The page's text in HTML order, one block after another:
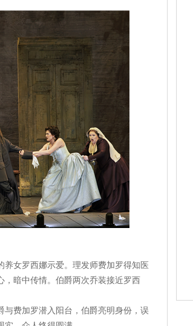
女罗西娜示爱。理发师费加罗得知医
，暗中传情。伯爵两次乔装接近罗西
与费加罗潜入阳台，伯爵亮明身份，误